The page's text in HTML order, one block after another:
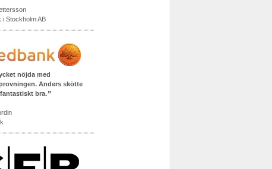
i Stockholm AB
nöjda med
Anders skötte
bra.